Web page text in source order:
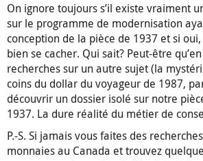
On ignore toujours s’il existe vraiment
sur le programme de modernisation
conception de la pièce de 1937 et si
bien se cacher. Qui sait? Peut-être
recherches sur un autre sujet (la
coins du dollar du voyageur de 1987,
découvrir un dossier isolé sur notre
1937. La dure réalité du métier de
P.-S. Si jamais vous faites des
monnaies au Canada et trouvez